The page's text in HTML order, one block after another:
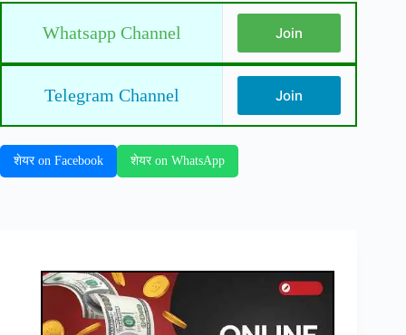
Whatsapp Channel Join
Telegram Channel Join
शेयर on Facebook शेयर on WhatsApp